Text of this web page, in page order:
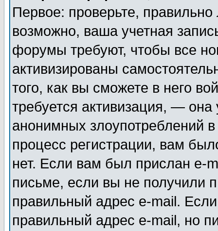
Первое: проверьте,
возможно, ваша учетная
форумы требуют, чтобы все
активизированы
того, как вы сможете в него
требуется активизация, —
анонимных злоупотреблений
процесс регистрации, вам
нет. Если вам был прислан e-
письме, если вы не получили
правильный адрес e-mail.
правильный адрес e-mail, но